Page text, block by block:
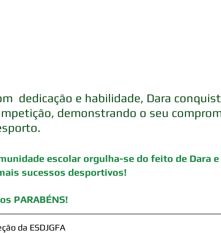
dedicação e habilidade, Dara
demonstrando o seu
escolar orgulha-se do feito de Dara
sucessos desportivos!
PARABÉNS!
da ESDJGFA